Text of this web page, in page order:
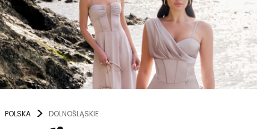
POLSKA DOLNOŚLĄSKIE